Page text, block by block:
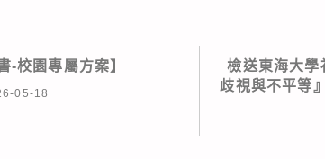
-校園專屬方案】
05-18
檢送東海大學
歧視與不平等